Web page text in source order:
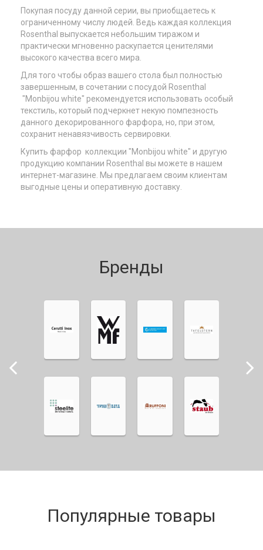
Покупая посуду данной серии, вы приобщаетесь к
ограниченному числу людей. Ведь каждая коллекция
Rosenthal выпускается небольшим тиражом и
практически мгновенно раскупается ценителями
высокого качества всего мира.
Для того чтобы образ вашего стола был полностью
завершенным, в сочетании с посудой Rosenthal
"Monbijou white" рекомендуется использовать особый
текстиль, который подчеркнет некую помпезность
данного декорированного фарфора, но, при этом,
сохранит ненавязчивость сервировки.
Купить фарфор коллекции "Monbijou white" и другую
продукцию компании Rosenthal вы можете в нашем
интернет-магазине. Мы предлагаем своим клиентам
выгодные цены и оперативную доставку.
Бренды
Популярные товары